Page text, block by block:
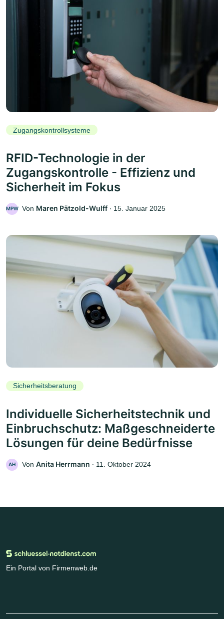
Zugangskontrollsysteme
RFID-Technologie in der
Zugangskontrolle - Effizienz und
Sicherheit im Fokus
MPW Von Maren Pätzold-Wulff ‧ 15. Januar 2025
Sicherheitsberatung
Individuelle Sicherheitstechnik und
Einbruchschutz: Maßgeschneiderte
Lösungen für deine Bedürfnisse
AH Von Anita Herrmann ‧ 11. Oktober 2024
Ein Portal von Firmenweb.de